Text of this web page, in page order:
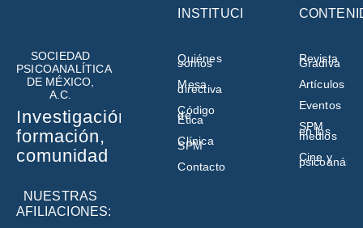
SOCIEDAD
PSICOANALÍTICA
DE MÉXICO,
A.C.
Investigación,
formación,
comunidad
NUESTRAS
AFILIACIONES:
INSTITUCIÓN
Quiénes
somos
Mesa
directiva
Código
de
Ética
Clínica
SPM
Contacto
Revista
Gradiva
Artículos
Eventos
SPM
en los
medios
Cine y